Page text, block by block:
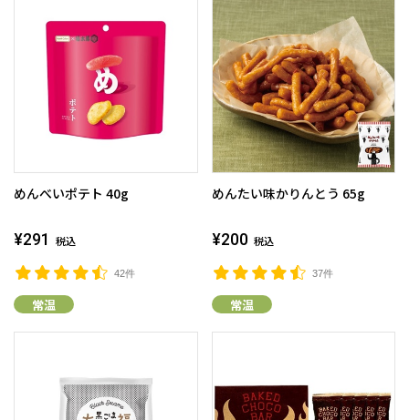
めんべいポテト 40g
42件
¥291 税込
常温
めんたい味かりんとう 65g
37件
¥200 税込
常温